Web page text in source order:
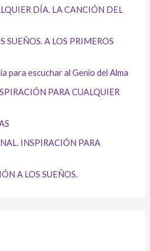
DÍA. LA CANCIÓN DEL
SUEÑOS. A LOS PRIMEROS
para escuchar al Genio del Alma
PARA CUALQUIER
INSPIRACIÓN PARA
A LOS SUEÑOS.